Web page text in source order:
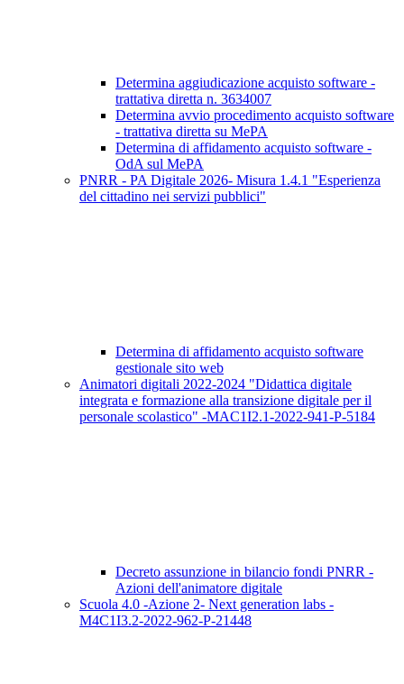
Determina aggiudicazione acquisto software -
trattativa diretta n. 3634007
Determina avvio procedimento acquisto software
- trattativa diretta su MePA
Determina di affidamento acquisto software -
OdA sul MePA
PNRR - PA Digitale 2026- Misura 1.4.1 "Esperienza
del cittadino nei servizi pubblici"
Determina di affidamento acquisto software
gestionale sito web
Animatori digitali 2022-2024 "Didattica digitale
integrata e formazione alla transizione digitale per il
personale scolastico" -MAC1I2.1-2022-941-P-5184
Decreto assunzione in bilancio fondi PNRR -
Azioni dell'animatore digitale
Scuola 4.0 -Azione 2- Next generation labs -
M4C1I3.2-2022-962-P-21448